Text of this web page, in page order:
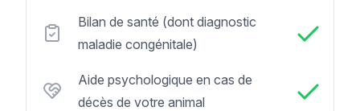
Bilan de santé (dont diagnostic
maladie congénitale)
Aide psychologique en cas de
décès de votre animal